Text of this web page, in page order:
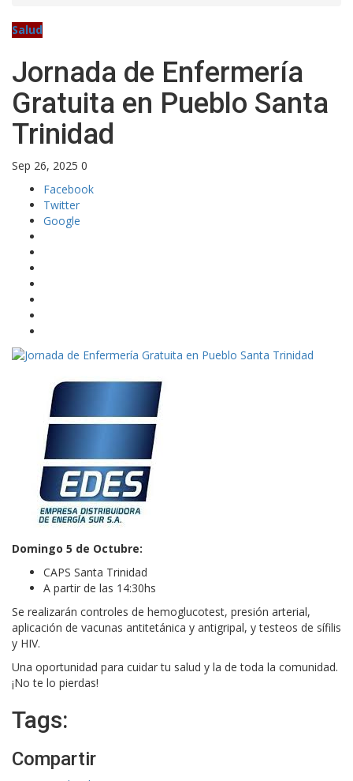
Salud
Jornada de Enfermería
Gratuita en Pueblo Santa
Trinidad
Sep 26, 2025 0
Facebook
Twitter
Google
Domingo 5 de Octubre:
CAPS Santa Trinidad
A partir de las 14:30hs
Se realizarán controles de hemoglucotest, presión arterial,
aplicación de vacunas antitetánica y antigripal, y testeos de sífilis
y HIV.
Una oportunidad para cuidar tu salud y la de toda la comunidad.
¡No te lo pierdas!
Tags:
Compartir